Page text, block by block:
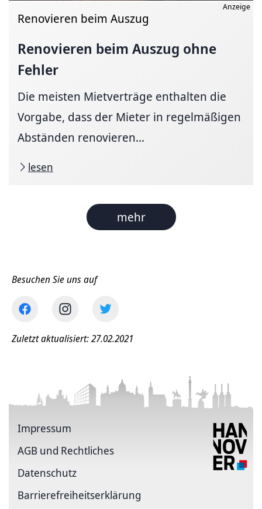
Anzeige
Renovieren beim Auszug
Renovieren beim Auszug ohne
Fehler
Die meisten Mietverträge enthalten die
Vorgabe, dass der Mieter in regelmäßigen
Abständen renovieren...
lesen
mehr
Besuchen Sie uns auf
Zuletzt aktualisiert: 27.02.2021
Impressum
AGB und Rechtliches
Datenschutz
Barriere­freiheits­erklärung